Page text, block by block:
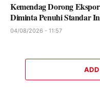
Kemendag Dorong
Diminta Penuhi Standar
04/08/2026 - 11:57